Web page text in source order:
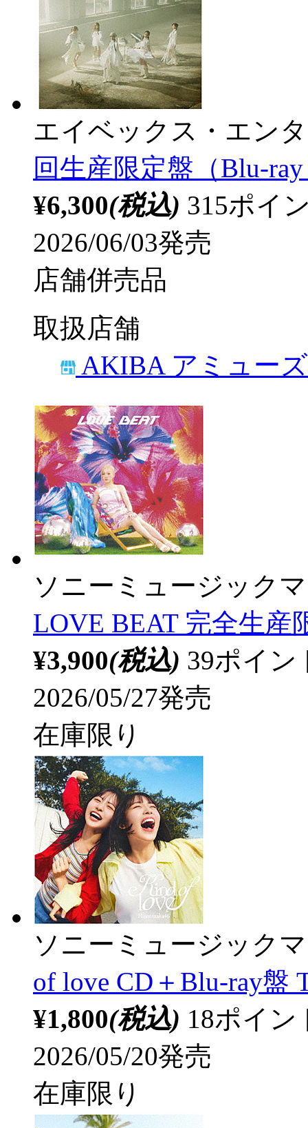
エイベックス・エン
回生産限定盤（Blu-
¥6,300(税込) 315ポイ
2026/06/03発売
店舗併売品
取扱店舗
AKIBA アミュー
ソニーミュージック
LOVE BEAT 完全生産
¥3,900(税込) 39ポイ
2026/05/27発売
在庫限り
ソニーミュージック
of love CD＋Blu-ray盤
¥1,800(税込) 18ポイ
2026/05/20発売
在庫限り